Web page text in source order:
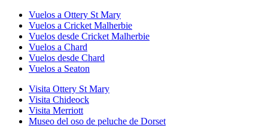
Vuelos a Ottery St Mary
Vuelos a Cricket Malherbie
Vuelos desde Cricket Malherbie
Vuelos a Chard
Vuelos desde Chard
Vuelos a Seaton
Visita Ottery St Mary
Visita Chideock
Visita Merriott
Museo del oso de peluche de Dorset